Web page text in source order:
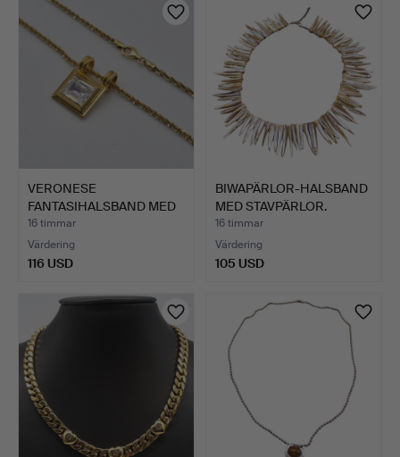
VERONESE
FANTASIHALSBAND MED
HÄNGE FRÅN "P…
16 timmar
Värdering
116 USD
BIWAPÄRLOR-HALSBAND
MED STAVPÄRLOR.
16 timmar
Värdering
105 USD